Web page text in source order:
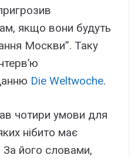
якщо вони будуть
Москви”. Таку
Die Weltwoche.
чотири умови для
нібито має
За його словами,